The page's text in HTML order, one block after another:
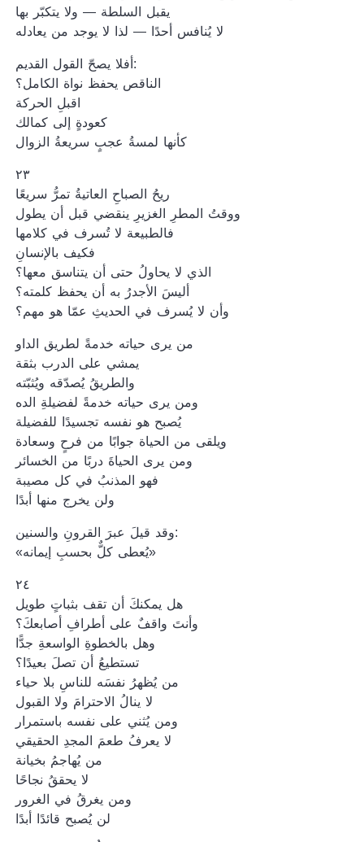
يقبل السلطة — ولا يتكبّر بها
لا يُنافس أحدًا — لذا لا يوجد من يعادله
أفلا يصحّ القول القديم:
الناقص يحفظ نواة الكامل؟
اقبلِ الحركة
كعودةٍ إلى كمالك
كأنها لمسةُ عجبٍ سريعةُ الزوال
٢٣
ريحُ الصباحِ العاتيةُ تمرُّ سريعًا
ووقتُ المطرِ الغزيرِ ينقضي قبل أن يطول
فالطبيعة لا تُسرف في كلامها
فكيف بالإنسانِ
الذي لا يحاولُ حتى أن يتناسق معها؟
أليسَ الأجدرُ به أن يحفظ كلمته؟
وأن لا يُسرف في الحديثِ عمّا هو مهم؟
من يرى حياته خدمةً لطريق الداو
يمشي على الدرب بثقة
والطريقُ يُصدّقه ويُثبّته
ومن يرى حياته خدمةً لفضيلةِ الده
يُصبح هو نفسه تجسيدًا للفضيلة
ويلقى من الحياة جوابًا من فرحٍ وسعادة
ومن يرى الحياةَ دربًا من الخسائر
فهو المذنبُ في كل مصيبة
ولن يخرج منها أبدًا
وقد قيلَ عبرَ القرونِ والسنين:
«يُعطى كلٌّ بحسبِ إيمانه»
٢٤
هل يمكنكَ أن تقف بثباتٍ طويل
وأنتَ واقفٌ على أطرافِ أصابعكَ؟
وهل بالخطوةِ الواسعةِ جدًّا
تستطيعُ أن تصلَ بعيدًا؟
من يُظهرُ نفسَه للناسِ بلا حياء
لا ينالُ الاحترامَ ولا القبول
ومن يُثني على نفسه باستمرار
لا يعرفُ طعمَ المجدِ الحقيقي
من يُهاجمُ بخيانة
لا يحققُ نجاحًا
ومن يغرقُ في الغرور
لن يُصبح قائدًا أبدًا